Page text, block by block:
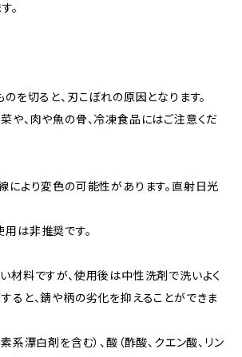
。
のを切ると、刃こぼれの原因となります。
や、肉や魚の骨、冷凍食品にはご注意くだ
により変色の可能性があります。直射日光
は非推奨です。
材料ですが、使用後は中性洗剤で洗いよく
ると、錆や柄の劣化を抑えることができま
系漂白剤を含む）、酸（酢酸、クエン酸、リン